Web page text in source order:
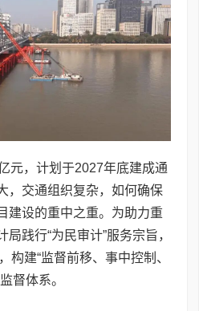
元，计划于2027年底建成通
，交通组织复杂，如何确保
建设的重中之重。为助力重
践行“为民审计”服务宗旨，
构建“监督前移、事中控制、
督体系。